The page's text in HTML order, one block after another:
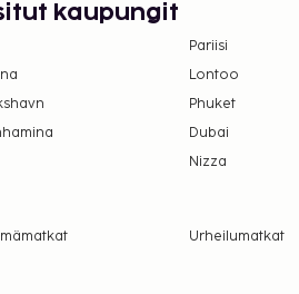
kaupungit
Pariisi
Lontoo
Phuket
Dubai
Nizza
Urheilumatkat